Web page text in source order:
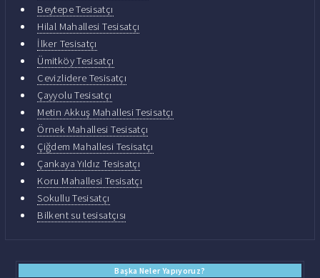
Beytepe Tesisatçı
Hilal Mahallesi Tesisatçı
İlker Tesisatçı
Ümitköy Tesisatçı
Cevizlidere Tesisatçı
Çayyolu Tesisatçı
Metin Akkuş Mahallesi Tesisatçı
Örnek Mahallesi Tesisatçı
Çiğdem Mahallesi Tesisatçı
Çankaya Yıldız Tesisatçı
Koru Mahallesi Tesisatçı
Sokullu Tesisatçı
Bilkent su tesisatçısı
Başka Neler Yapıyoruz?